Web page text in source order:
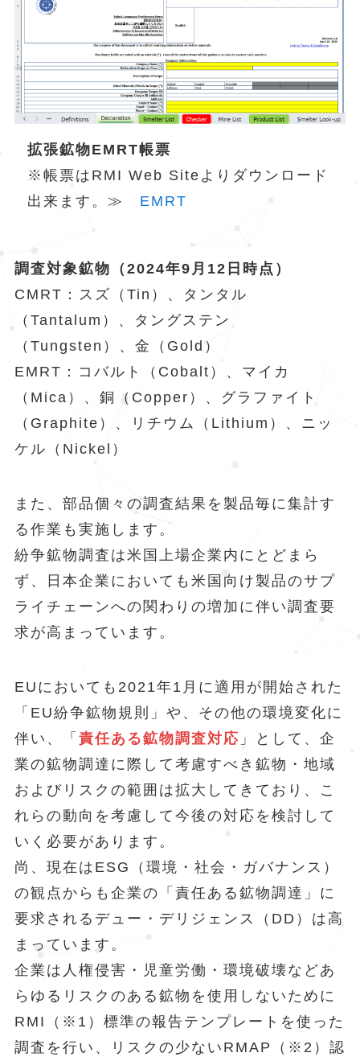
拡張鉱物EMRT帳票
※帳票はRMI Web Siteよりダウンロード
出来ます。≫ EMRT
調査対象鉱物（2024年9月12日時点）
CMRT：スズ（Tin）、タンタル
（Tantalum）、タングステン
（Tungsten）、金（Gold）
EMRT：コバルト（Cobalt）、マイカ
（Mica）、銅（Copper）、グラファイト
（Graphite）、リチウム（Lithium）、ニッ
ケル（Nickel）
また、部品個々の調査結果を製品毎に集計す
る作業も実施します。
紛争鉱物調査は米国上場企業内にとどまら
ず、日本企業においても米国向け製品のサプ
ライチェーンへの関わりの増加に伴い調査要
求が高まっています。
EUにおいても2021年1月に適用が開始された
「EU紛争鉱物規則」や、その他の環境変化に
伴い、「 責任ある鉱物調査対応 」として、企
業の鉱物調達に際して考慮すべき鉱物・地域
およびリスクの範囲は拡大してきており、こ
れらの動向を考慮して今後の対応を検討して
いく必要があります。
尚、現在はESG（環境・社会・ガバナンス）
の観点からも企業の「責任ある鉱物調達」に
要求されるデュー・デリジェンス（DD）は高
まっています。
企業は人権侵害・児童労働・環境破壊などあ
らゆるリスクのある鉱物を使用しないために
RMI（※1）標準の報告テンプレートを使った
調査を行い、リスクの少ないRMAP（※2）認